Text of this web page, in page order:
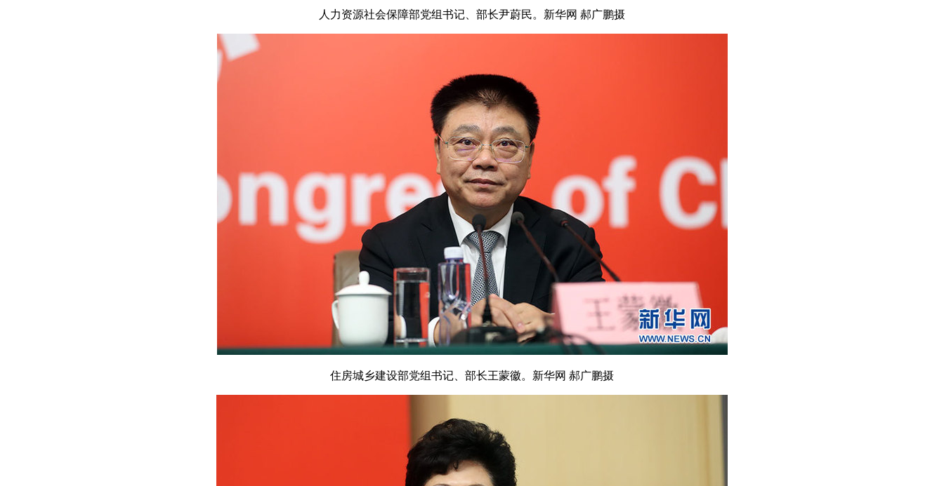
人力资源社会保障部党组书记、部长尹蔚民。新华网 郝广鹏摄
住房城乡建设部党组书记、部长王蒙徽。新华网 郝广鹏摄